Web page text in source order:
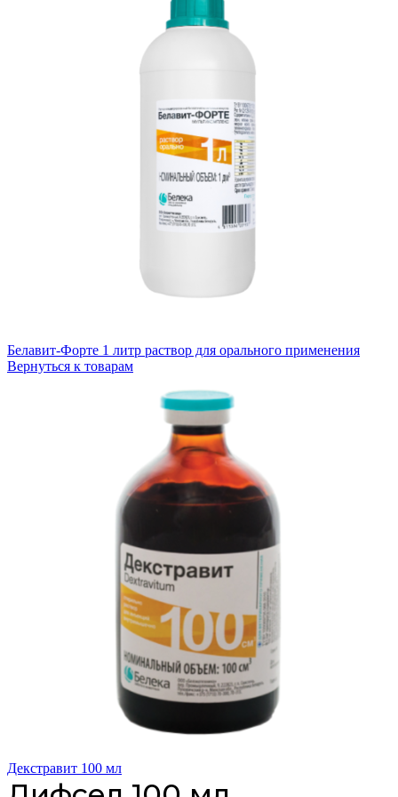
Белавит-Форте 1 литр раствор для орального применения
Вернуться к товарам
Декстравит 100 мл